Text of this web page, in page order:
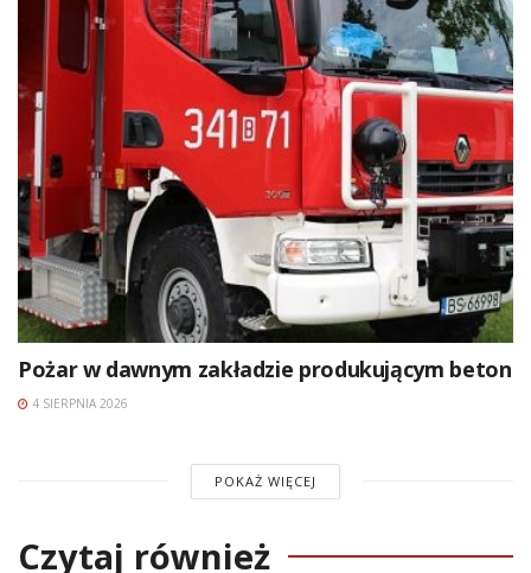
Pożar w dawnym zakładzie produkującym beton
4 SIERPNIA 2026
POKAŻ WIĘCEJ
Czytaj również